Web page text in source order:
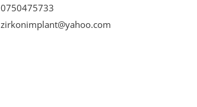
0750475733
zirkonimplant@yahoo.com